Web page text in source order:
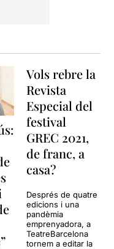
sorprenents. Si
a l'altre potser
on està, però
trajectòria porta
es dirigeix. Un
física quàntica
a les persones,
un punt de
o de
veure aquesta
exercici
com un estudi de
o bé com una
romàntica poc
De fet, la història
la que mou tota la
Vols rebre la
Revista
Especial del
festival
GREC 2021,
de franc, a
casa?
Després de quatre
edicions i una
pandèmia
emprenyadora, a
TeatreBarcelona
tornem a editar la